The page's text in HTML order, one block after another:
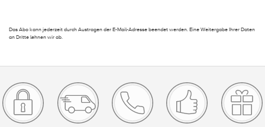
Das Abo kann jederzeit durch Austragen der E-Mail-Adresse beendet werden. Eine Weitergabe Ihrer Daten
an Dritte lehnen wir ab.